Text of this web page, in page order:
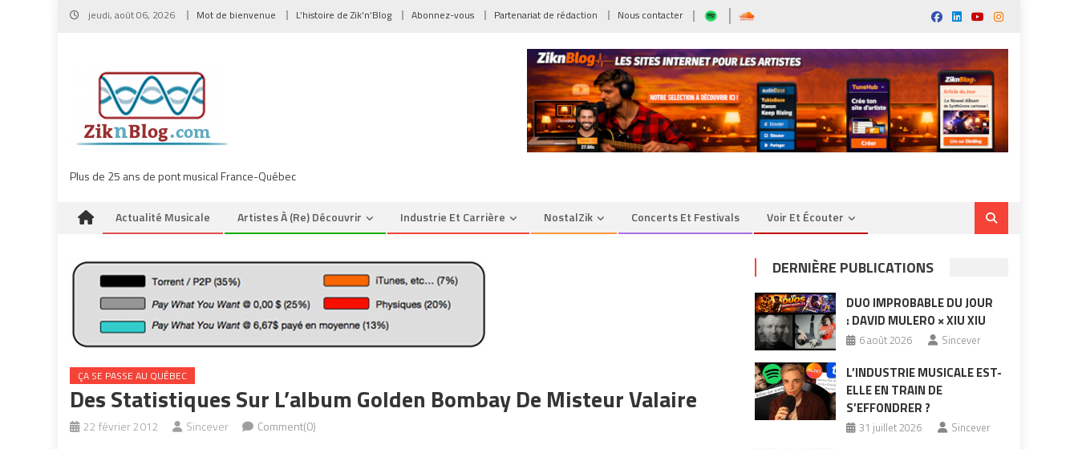
Skip
jeudi, août 06, 2026 Mot de bienvenue L’histoire de Zik’n’Blog Abonnez-vous Partenariat de rédaction Nous contacter
Plus de 25 ans de pont musical France-Québec
Actualité Musicale Artistes À (re) Découvrir Industrie Et Carrière NostalZik Concerts Et Festivals Voir Et Écouter
ÇA SE PASSE AU QUÉBEC
Des Statistiques Sur L’album Golden Bombay De Misteur Valaire
22 février 2012 Sincever Comment(0)
DERNIÈRE PUBLICATIONS
DUO IMPROBABLE DU JOUR
: DAVID MULERO × XIU XIU
6 août 2026 Sincever
L’INDUSTRIE MUSICALE EST-
ELLE EN TRAIN DE
S’EFFONDRER ?
31 juillet 2026 Sincever